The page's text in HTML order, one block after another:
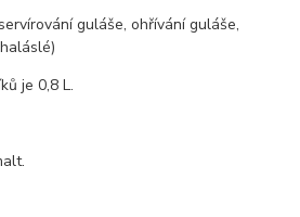
guláše, ohřívání guláše,
je 0,8 L.